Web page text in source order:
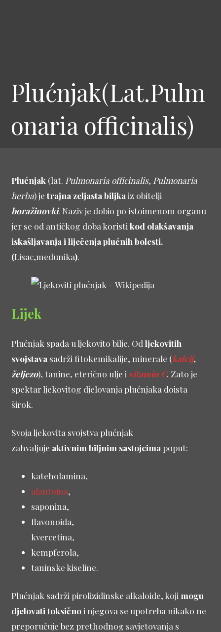
Plućnjak(Lat.Pulm
onaria officinalis)
Plućnjak (lat. Pulmonaria officinalis, Pulmonaria
herba) jetrajna zeljasta biljka iz obitelji
boražinovki. Naziv je dobio po istoimenom organu
jer se od antičkog doba koristikod olakšavanja
iskašljavanja i liječenja plućnih bolesti.
(Lisac,medunika).
Lijek
Plućnjak spada u ljekovito bilje. Odljekovitih
svojstava sadrži fitokemikalije, minerale (kalcij,
željezo), tanine, eterično ulje i vitamin C. Zato je
spektar ljekovitog djelovanja plućnjaka doista
širok.
Svoja ljekovita svojstva plućnjak
zahvaljuje aktivnim biljnim sastojcima poput:
kateholamina,
alantoina,
saponina,
flavonoida,
kvercetina,
kempferola,
taninske kiseline.
Plućnjak sadrži pirolizidinske alkaloide, koji mogu
djelovati toksičnoi njegova se upotreba nikako ne
preporučuje bez prethodnog savjetovanja s